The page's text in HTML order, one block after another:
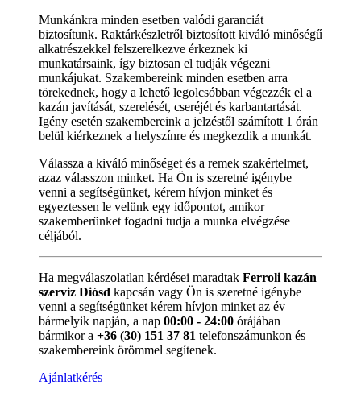
Munkánkra minden esetben valódi garanciát
biztosítunk. Raktárkészletről biztosított kiváló minőségű
alkatrészekkel felszerelkezve érkeznek ki
munkatársaink, így biztosan el tudják végezni
munkájukat. Szakembereink minden esetben arra
törekednek, hogy a lehető legolcsóbban végezzék el a
kazán javítását, szerelését, cseréjét és karbantartását.
Igény esetén szakembereink a jelzéstől számított 1 órán
belül kiérkeznek a helyszínre és megkezdik a munkát.
Válassza a kiváló minőséget és a remek szakértelmet,
azaz válasszon minket. Ha Ön is szeretné igénybe
venni a segítségünket, kérem hívjon minket és
egyeztessen le velünk egy időpontot, amikor
szakemberünket fogadni tudja a munka elvégzése
céljából.
Ha megválaszolatlan kérdései maradtak Ferroli kazán
szerviz Diósd kapcsán vagy Ön is szeretné igénybe
venni a segítségünket kérem hívjon minket az év
bármelyik napján, a nap 00:00 - 24:00 órájában
bármikor a +36 (30) 151 37 81 telefonszámunkon és
szakembereink örömmel segítenek.
Ajánlatkérés